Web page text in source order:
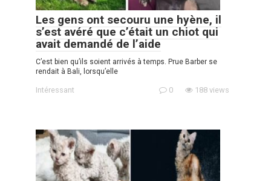
Les gens ont secouru une hyène, il
s’est avéré que c’était un chiot qui
avait demandé de l’aide
C’est bien qu’ils soient arrivés à temps. Prue Barber se
rendait à Bali, lorsqu’elle
Intéressant 0 188 views